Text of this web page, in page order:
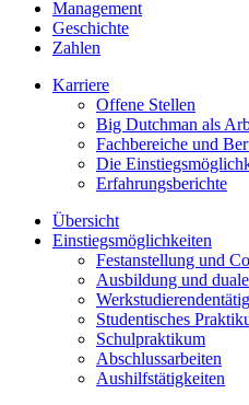
Management
Geschichte
Zahlen
Karriere
Offene Stellen
Big Dutchman als
Fachbereiche und
Die
Erfahrungsberichte
Übersicht
Einstiegsmöglichkeiten
Festanstellung und
Ausbildung und
Studentisches
Schulpraktikum
Abschlussarbeiten
Aushilfstätigkeiten